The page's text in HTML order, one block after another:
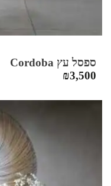
ספסל עץ Cordoba
₪3,500